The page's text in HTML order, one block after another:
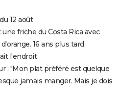
casting, Oscars, photos,
film avec Richard Gere et
12 août
friche du Costa Rica avec
16 ans plus tard,
l'endroit
: "Mon plat préféré est quelque
jamais manger. Mais je dois